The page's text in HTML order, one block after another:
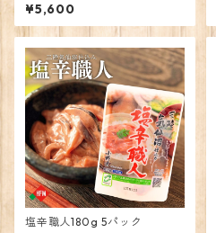
¥5,600
塩辛職人180g 5パック